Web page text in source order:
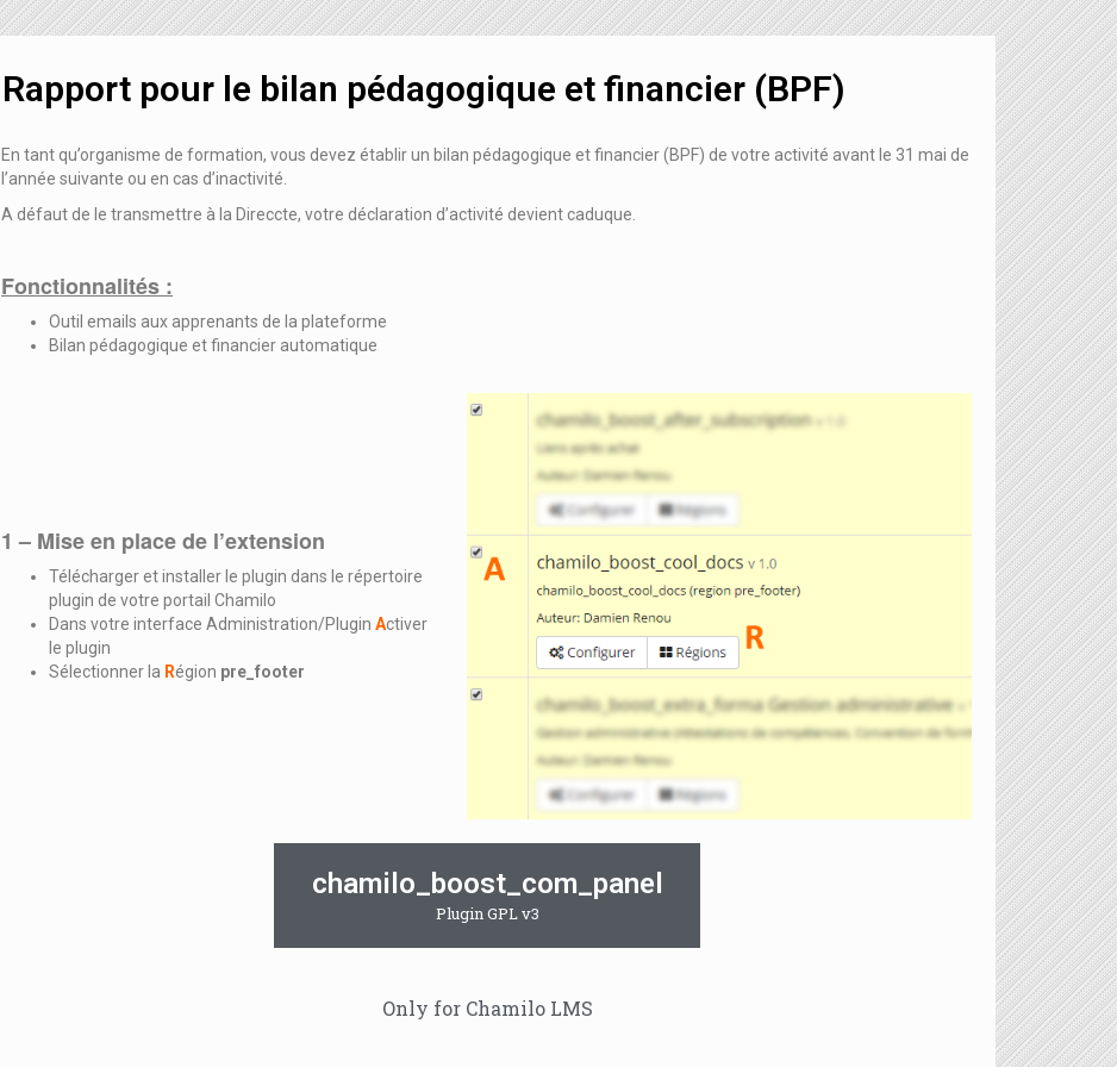
Rapport pour le bilan pédagogique et financier (BPF)
En tant qu’organisme de formation, vous devez établir un bilan pédagogique et financier (BPF) de votre activité avant le 31 mai de
l’année suivante ou en cas d’inactivité.
A défaut de le transmettre à la Direccte, votre déclaration d’activité devient caduque.
Fonctionnalités :
Outil emails aux apprenants de la plateforme
Bilan pédagogique et financier automatique
1 – Mise en place de l’extension
Télécharger et installer le plugin dans le répertoire
plugin de votre portail Chamilo
Dans votre interface Administration/Plugin Activer
le plugin
Sélectionner la Région pre_footer
chamilo_boost_com_panel
Plugin GPL v3
Only for Chamilo LMS​